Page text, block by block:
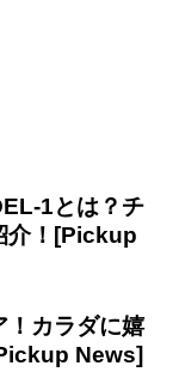
1とは？チ
！
！カラダに嬉